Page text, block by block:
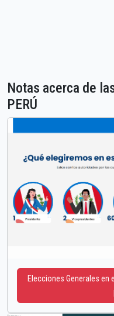
Notas acerca de
PERÚ
Elecciones Generales en